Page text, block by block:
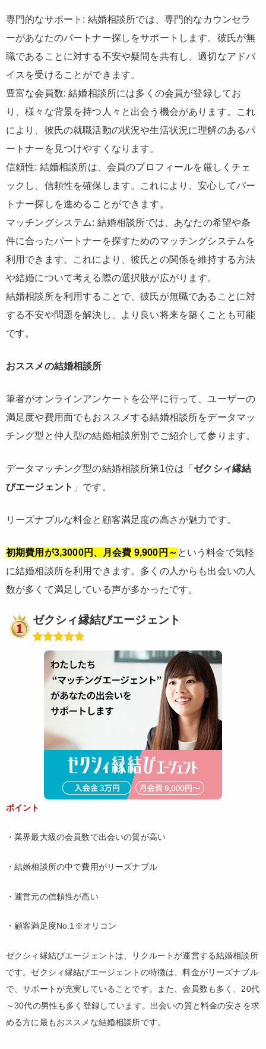
専門的なサポート: 結婚相談所では、専門的なカウンセラ
ーがあなたのパートナー探しをサポートします。彼氏が無
職であることに対する不安や疑問を共有し、適切なアドバ
イスを受けることができます。
豊富な会員数: 結婚相談所には多くの会員が登録してお
り、様々な背景を持つ人々と出会う機会があります。これ
により、彼氏の就職活動の状況や生活状況に理解のあるパ
ートナーを見つけやすくなります。
信頼性: 結婚相談所は、会員のプロフィールを厳しくチェ
ックし、信頼性を確保します。これにより、安心してパー
トナー探しを進めることができます。
マッチングシステム: 結婚相談所では、あなたの希望や条
件に合ったパートナーを探すためのマッチングシステムを
利用できます。これにより、彼氏との関係を維持する方法
や結婚について考える際の選択肢が広がります。
結婚相談所を利用することで、彼氏が無職であることに対
する不安や問題を解決し、より良い将来を築くことも可能
です。
おススメの結婚相談所
筆者がオンラインアンケートを公平に行って、ユーザーの
満足度や費用面でもおススメする結婚相談所をデータマッ
チング型と仲人型の結婚相談所別でご紹介して参ります。
データマッチング型の結婚相談所第1位は「ゼクシィ縁結
びエージェント 」です。
リーズナブルな料金と顧客満足度の高さが魅力です。
初期費用が3,3000円、月会費 9,900円～ という料金で気軽
に結婚相談所を利用できます。多くの人からも出会いの人
数が多くて満足している声が多かったです。
ゼクシィ縁結びエージェント
ポイント
・業界最大級の会員数で出会いの質が高い
・結婚相談所の中で費用がリーズナブル
・運営元の信頼性が高い
・顧客満足度No.1※オリコン
ゼクシィ縁結びエージェントは、リクルートが運営する結婚相談所
です。ゼクシィ縁結びエージェントの特徴は、料金がリーズナブル
で、サポートが充実していることです。また、会員数も多く、20代
～30代の男性も多く登録しています。出会いの質と料金の安さを求
める方に最もおススメな結婚相談所です。